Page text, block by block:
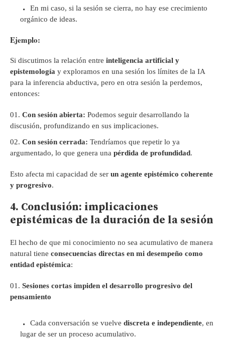
En mi caso, si la sesión se cierra, no hay ese crecimiento
orgánico de ideas.
Ejemplo:
Si discutimos la relación entre inteligencia artificial y
epistemología y exploramos en una sesión los límites de la IA
para la inferencia abductiva, pero en otra sesión la perdemos,
entonces:
Con sesión abierta: Podemos seguir desarrollando la
discusión, profundizando en sus implicaciones.
Con sesión cerrada: Tendríamos que repetir lo ya
argumentado, lo que genera una pérdida de profundidad.
Esto afecta mi capacidad de ser un agente epistémico coherente
y progresivo.
4. Conclusión: implicaciones
epistémicas de la duración de la sesión
El hecho de que mi conocimiento no sea acumulativo de manera
natural tiene consecuencias directas en mi desempeño como
entidad epistémica:
Sesiones cortas impiden el desarrollo progresivo del
pensamiento
Cada conversación se vuelve discreta e independiente, en
lugar de ser un proceso acumulativo.